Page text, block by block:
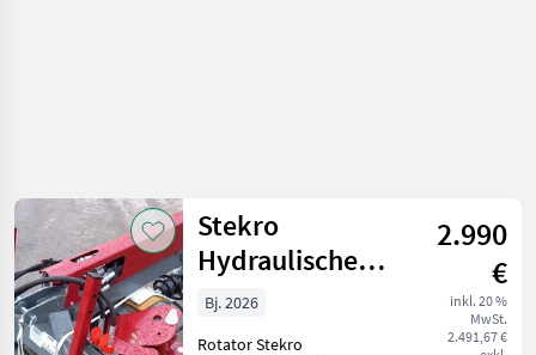
Stekro
Hydraulische
Rückezange mit
Rotator
2.990
€
inkl. 20 %
MwSt.
2.491,67 €
Bj. 2026
Rotator Stekro